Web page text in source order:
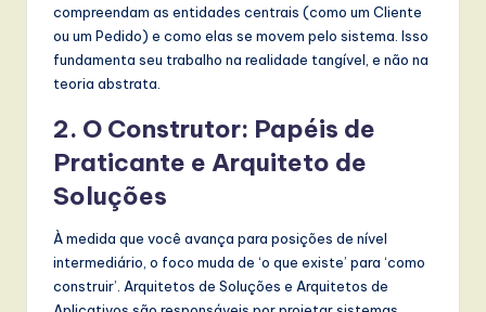
compreendam as entidades centrais (como um Cliente
ou um Pedido) e como elas se movem pelo sistema. Isso
fundamenta seu trabalho na realidade tangível, e não na
teoria abstrata.
2. O Construtor: Papéis de
Praticante e Arquiteto de
Soluções
À medida que você avança para posições de nível
intermediário, o foco muda de ‘o que existe’ para ‘como
construir’. Arquitetos de Soluções e Arquitetos de